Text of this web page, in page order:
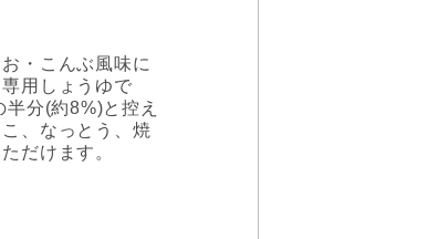
・こんぶ風味に
用しょうゆで
分(約8%)と控え
、なっとう、焼
だけます。